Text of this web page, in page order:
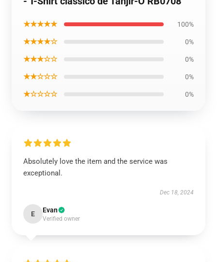
★★★★★ 100%
★★★★☆ 0%
★★★☆☆ 0%
★★☆☆☆ 0%
★☆☆☆☆ 0%
Absolutely love the item and the service was
exceptional.
Dec 18, 2024
E Evan
Verified owner